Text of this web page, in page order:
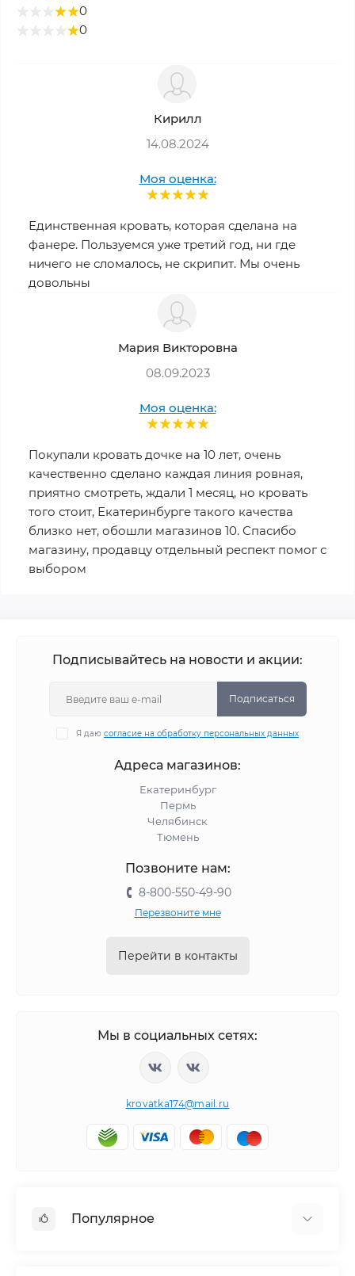
0
0
Кирилл
14.08.2024
Моя оценка:
Единственная кровать, которая сделана на
фанере. Пользуемся уже третий год, ни где
ничего не сломалось, не скрипит. Мы очень
довольны
Мария Викторовна
08.09.2023
Моя оценка:
Покупали кровать дочке на 10 лет, очень
качественно сделано каждая линия ровная,
приятно смотреть, ждали 1 месяц, но кровать
того стоит, Екатеринбурге такого качества
близко нет, обошли магазинов 10. Спасибо
магазину, продавцу отдельный респект помог с
выбором
Подписывайтесь на новости и акции:
Подписаться
Я даю согласие на обработку персональных данных
Адреса магазинов:
Екатеринбург
Пермь
Челябинск
Тюмень
Позвоните нам:
8-800-550-49-90
Перезвоните мне
Перейти в контакты
Мы в социальных сетях:
krovatka174@mail.ru
Популярное